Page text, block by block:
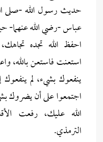
حديث رسول الله -صلى
عباس -رضي الله عنهما-
احفظ الله تجده
استعنت فاستعن بالله،
ينفعوك بشيء، لم
اجتمعوا على أن يضروك
الله عليك، رفعت
الترمذي.